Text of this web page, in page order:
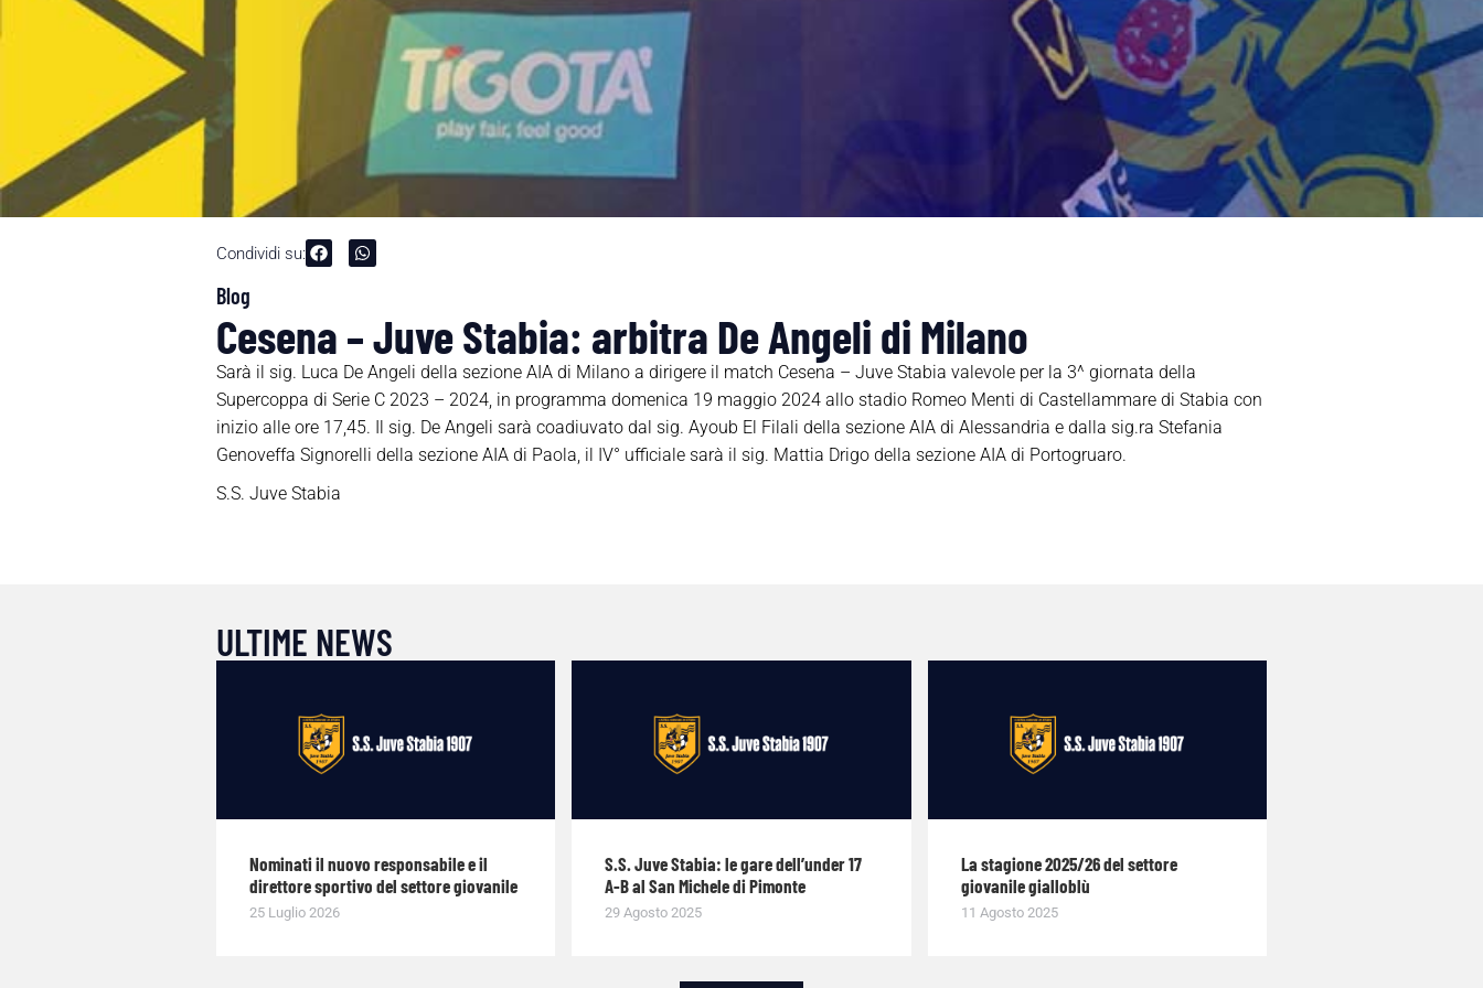
Condividi su:
Blog
Cesena – Juve Stabia: arbitra De Angeli di Milano
Sarà il sig. Luca De Angeli della sezione AIA di Milano a dirigere il match Cesena – Juve Stabia valevole per la 3^ giornata della
Supercoppa di Serie C 2023 – 2024, in programma domenica 19 maggio 2024 allo stadio Romeo Menti di Castellammare di Stabia con
inizio alle ore 17,45. Il sig. De Angeli sarà coadiuvato dal sig. Ayoub El Filali della sezione AIA di Alessandria e dalla sig.ra Stefania
Genoveffa Signorelli della sezione AIA di Paola, il IV° ufficiale sarà il sig. Mattia Drigo della sezione AIA di Portogruaro.
S.S. Juve Stabia
ULTIME NEWS
Nominati il nuovo responsabile e il
direttore sportivo del settore giovanile
25 Luglio 2026
S.S. Juve Stabia: le gare dell’under 17
A-B al San Michele di Pimonte
29 Agosto 2025
La stagione 2025/26 del settore
giovanile gialloblù
11 Agosto 2025